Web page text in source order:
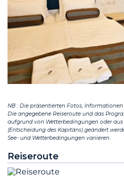
NB : Die präsentierten Fotos,
Die angegebene Reiseroute und das
aufgrund von Wetterbedingungen oder
(Entscheidung des Kapitäns) geändert
See- und Wetterbedingungen variieren.
Reiseroute